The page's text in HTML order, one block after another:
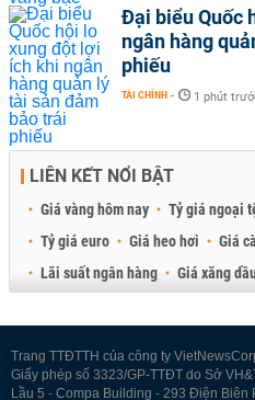
Đại biểu Quốc
ngân hàng
phiếu
TÀI CHÍNH - 1 phút
LIÊN KẾT NỔI BẬT
Giá vàng hôm nay Tỷ giá ngoại
Tỷ giá euro
Giá heo hơi Giá
Lãi suất ngân hàng
Giá xăng
Trang TTĐTTH của công ty
Giấy phép số 3323/GP-TTĐT do Sở
Lầu 5 - Compa Building - 293 Điện Biên